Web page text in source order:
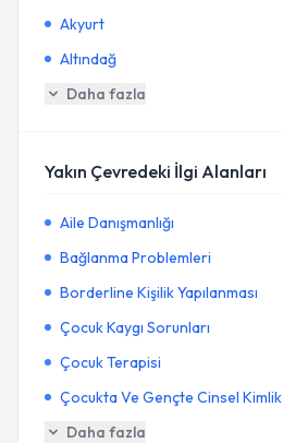
Akyurt
Altındağ
Daha fazla
Yakın Çevredeki İlgi Alanları
Aile Danışmanlığı
Bağlanma Problemleri
Borderline Kişilik Yapılanması
Çocuk Kaygı Sorunları
Çocuk Terapisi
Çocukta Ve Gençte Cinsel Kimlik
Daha fazla